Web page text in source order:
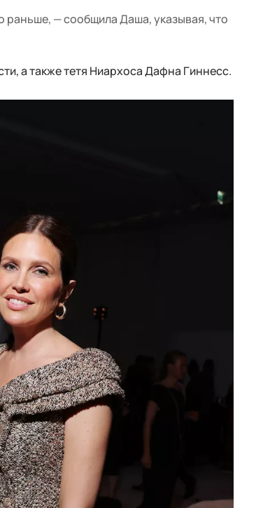
— сообщила Даша, указывая, что
а также тетя Ниархоса Дафна Гиннесс.